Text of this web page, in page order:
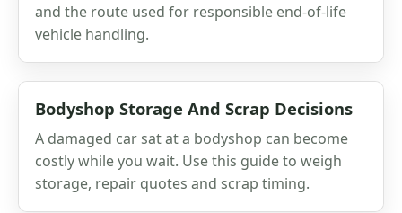
and the route used for responsible end-of-life
vehicle handling.
Bodyshop Storage And Scrap Decisions
A damaged car sat at a bodyshop can become
costly while you wait. Use this guide to weigh
storage, repair quotes and scrap timing.